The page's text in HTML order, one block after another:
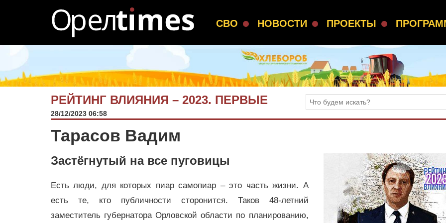
СВО НОВОСТИ ПРОЕКТЫ
РЕЙТИНГ ВЛИЯНИЯ – 2023. ПЕРВЫЕ
28/12/2023 06:58
Тарасов Вадим
Застёгнутый на все пуговицы
Есть люди, для которых пиар самопиар – это часть жизни. А
есть те, кто публичности сторонится. Таков 48-летний
заместитель губернатора Орловской области по планированию,